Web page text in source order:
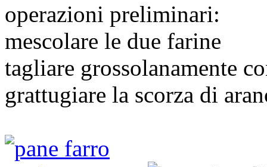
operazioni preliminari:
mescolare le due farine
tagliare grossolanamente
grattugiare la scorza di